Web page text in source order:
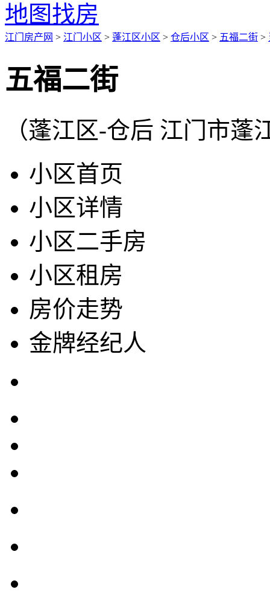
地图找房
江门房产网 > 江门小区 > 蓬江区小区 > 仓后小区 > 五福二街 >
五福二街
（蓬江区-仓后 江门市蓬
小区首页
小区详情
小区二手房
小区租房
房价走势
金牌经纪人